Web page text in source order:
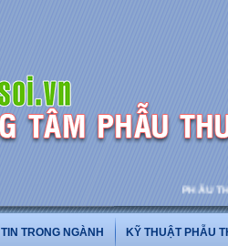
PHẪU
TIN TRONG NGÀNH KỸ THUẬT PHẪU